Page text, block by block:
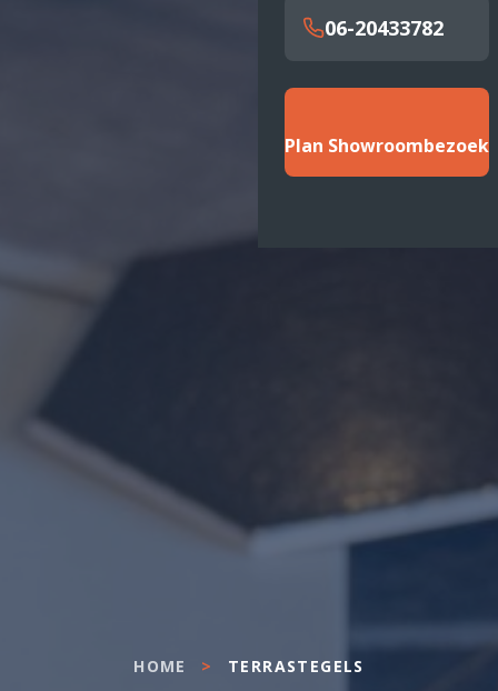
06-20433782
Plan Showroombezoek
HOME > TERRASTEGELS